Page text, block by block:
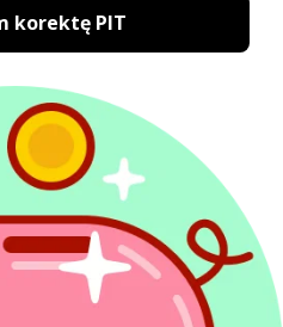
oceniany
do rozliczeń
PIT
PIT to wygodny, szybki